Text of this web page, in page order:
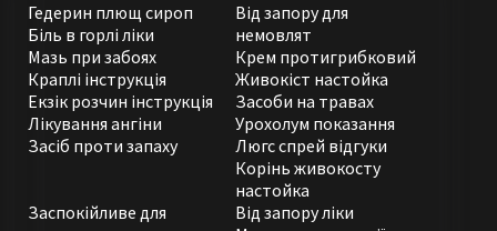
Гедерин плющ сироп
Біль в горлі ліки
Мазь при забоях
Краплі інструкція
Екзік розчин інструкція
Лікування ангіни
Засіб проти запаху
Від запору для
немовлят
Крем протигрибковий
Живокіст настойка
Засоби на травах
Урохолум показання
Люгс спрей відгуки
Корінь живокосту
настойка
Заспокійливе для
Від запору ліки